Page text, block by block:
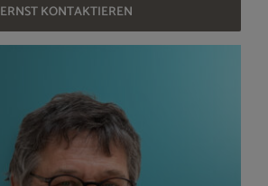
ERNST KONTAKTIEREN